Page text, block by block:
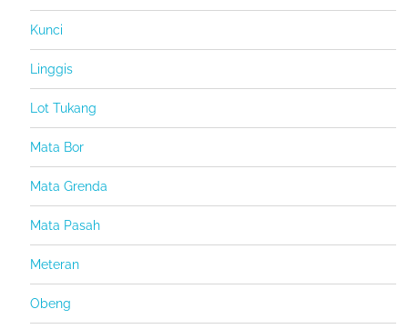
Kunci
Linggis
Lot Tukang
Mata Bor
Mata Grenda
Mata Pasah
Meteran
Obeng